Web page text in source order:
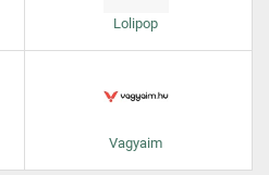
Lolipop
Vagyaim